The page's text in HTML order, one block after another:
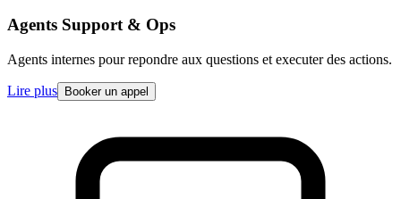
Agents Support & Ops
Agents internes pour repondre aux questions et executer des actions.
Lire plus Booker un appel